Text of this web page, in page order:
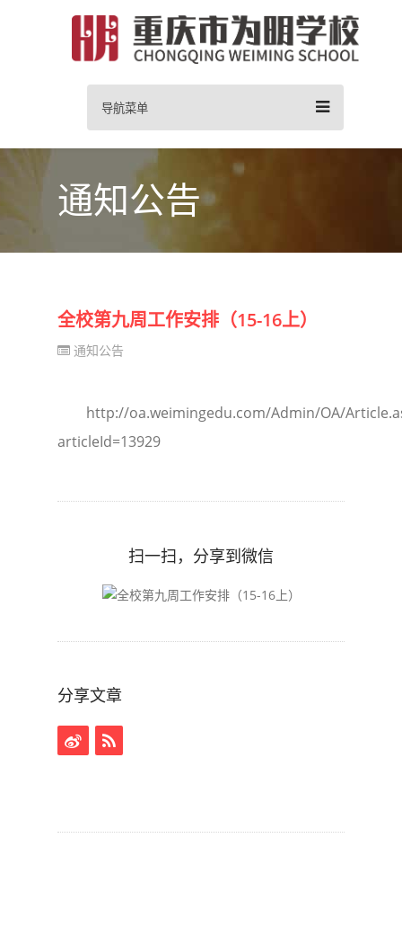
导航菜单
通知公告
全校第九周工作安排（15-16上）
通知公告
http://oa.weimingedu.com/Admin/OA/
articleId=13929
扫一扫，分享到微信
分享文章